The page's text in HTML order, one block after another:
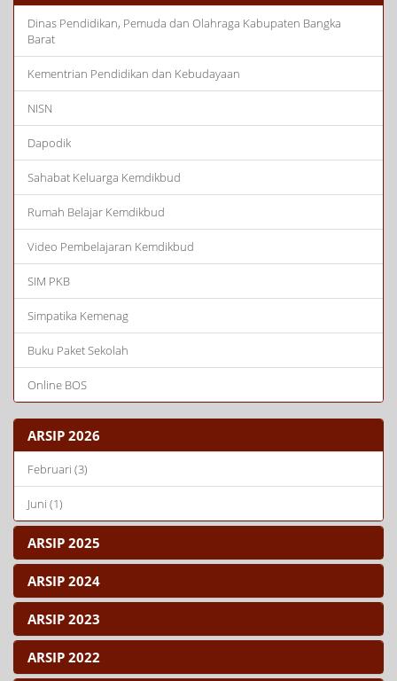
Dinas Pendidikan, Pemuda dan Olahraga Kabupaten Bangka
Barat
Kementrian Pendidikan dan Kebudayaan
NISN
Dapodik
Sahabat Keluarga Kemdikbud
Rumah Belajar Kemdikbud
Video Pembelajaran Kemdikbud
SIM PKB
Simpatika Kemenag
Buku Paket Sekolah
Online BOS
ARSIP 2026
Februari (3)
Juni (1)
ARSIP 2025
ARSIP 2024
ARSIP 2023
ARSIP 2022